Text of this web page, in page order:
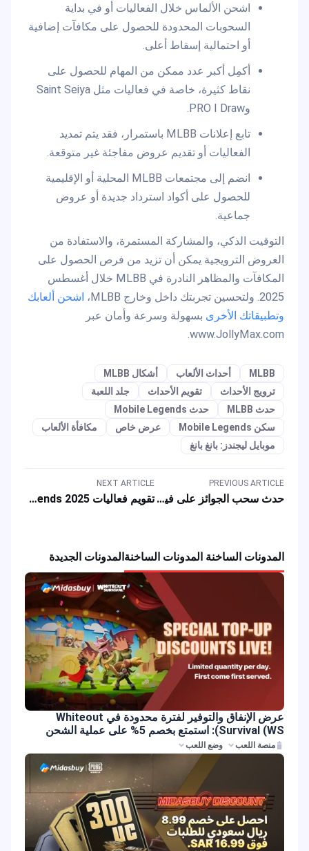
اشحن الألماس خلال الفعاليات أو في بداية
السحوبات المحدودة للحصول على مكافآت إضافية
أو احتمالية إسقاط أعلى.
أكمِل أكبر عدد ممكن من المهام للحصول على
نقاط كثيرة، خاصة في فعاليات مثل Saint Seiya
وPRO I Draw.
تابع إعلانات MLBB باستمرار، فقد يتم تمديد
الفعاليات أو تقديم عروض مفاجئة غير متوقعة.
انضم إلى مجتمعات MLBB المحلية أو الإقليمية
للحصول على أكواد استرداد جديدة أو عروض
جماعية.
التوقيت الذكي، والمشاركة المستمرة، والاستفادة من
العروض الترويجية يمكن أن تزيد من فرص الحصول على
المكافآت والمظاهر النادرة في MLBB خلال أغسطس
2025. ولتحسين تجربتك داخل وخارج MLBB،
اشحن ألعابك
وتطبيقاتك الأخرى بسهولة وسرعة وأمان عبر
www.JollyMax.com.
MLBB أحداث الألعاب
أشكال MLBB
ترويج الأحداث
تقويم الأحداث
جلد اللعبة
حدث MLBB
حدث Mobile Legends
سكن Mobile Legends
عرض خاص
مكافأة الألعاب
موبايل ليجندز: بانغ بانغ
PREVIOUS ARTICLE
حدث سحب الجوائز على فيسبوك بالتعاون مع GameLoop للاعبي ألعاب PUBG Mobile وCall of Duty وFree Fire
NEXT ARTICLE
تقويم فعاليات Mobile Legends 2025: جوائز وأزياء MLBB لشهر يونيو
المدونات الساخنة المدونات الساخنة المدونات الجديدة
عرض الإنفاق والتوفير لفترة محدودة في Whiteout
Survival (WS): استمتع بخصم 5% على عملية الشحن
منصة اللعب وضع اللعب